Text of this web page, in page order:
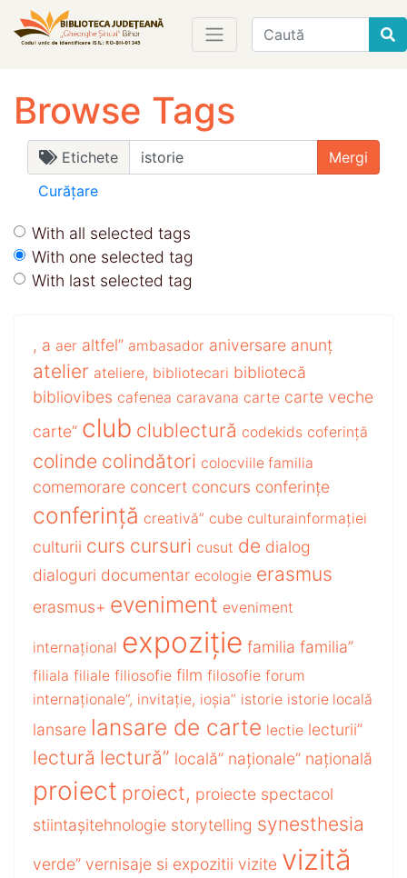
Find
Browse Tags
Etichete
Curățare
With all selected tags
With one selected tag
With last selected tag
, a aer altfel” ambasador aniversare anunț
atelier ateliere, bibliotecari bibliotecă
bibliovibes cafenea caravana carte carte veche
carte” club clublectură codekids coferință
colinde colindători colocviile familia
comemorare concert concurs conferințe
conferință creativă” cube culturainformației
culturii curs cursuri cusut de dialog
dialoguri documentar ecologie erasmus
erasmus+ eveniment eveniment
internațional expoziție familia familia”
filiala filiale filiosofie film filosofie forum
internaționale”, invitație, ioșia” istorie istorie locală
lansare lansare de carte lectie lecturii”
lectură lectură” locală” naționale” națională
proiect proiect, proiecte spectacol
stiintașitehnologie storytelling synesthesia
verde” vernisaje si expozitii vizite vizită